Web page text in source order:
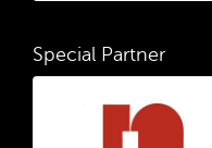
Special Partner